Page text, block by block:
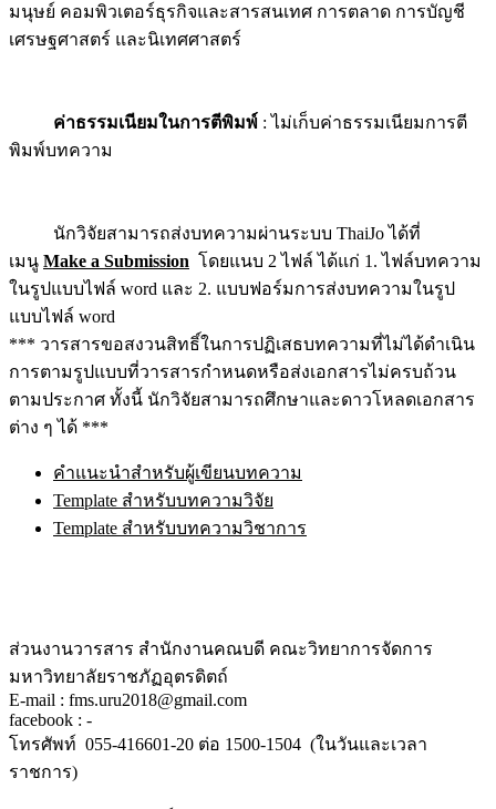
มนุษย์ คอมพิวเตอร์ธุรกิจและสารสนเทศ การตลาด การบัญชี
เศรษฐศาสตร์ และนิเทศศาสตร์
ค่าธรรมเนียมในการตีพิมพ์ : ไม่เก็บค่าธรรมเนียมการตี
พิมพ์บทความ
นักวิจัยสามารถส่งบทความผ่านระบบ ThaiJo ได้ที่
เมนู Make a Submission โดยแนบ 2 ไฟล์ ได้แก่ 1. ไฟล์บทความ
ในรูปแบบไฟล์ word และ 2. แบบฟอร์มการส่งบทความในรูป
แบบไฟล์ word
*** วารสารขอสงวนสิทธิ์ในการปฏิเสธบทความที่ไม่ได้ดำเนิน
การตามรูปแบบที่วารสารกำหนดหรือส่งเอกสารไม่ครบถ้วน
ตามประกาศ ทั้งนี้ นักวิจัยสามารถศึกษาและดาวโหลดเอกสาร
ต่าง ๆ ได้ ***
คำแนะนำสำหรับผู้เขียนบทความ
Template สำหรับบทความวิจัย
Template สำหรับบทความวิชาการ
ส่วนงานวารสาร สำนักงานคณบดี คณะวิทยาการจัดการ
มหาวิทยาลัยราชภัฏอุตรดิตถ์
E-mail : fms.uru2018@gmail.com
facebook : -
โทรศัพท์ 055-416601-20 ต่อ 1500-1504 (ในวันและเวลา
ราชการ)